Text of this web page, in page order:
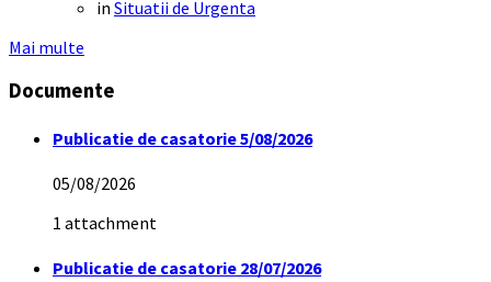
in Situatii de Urgenta
Mai multe
Documente
Publicatie de casatorie 5/08/2026
05/08/2026
1 attachment
Publicatie de casatorie 28/07/2026